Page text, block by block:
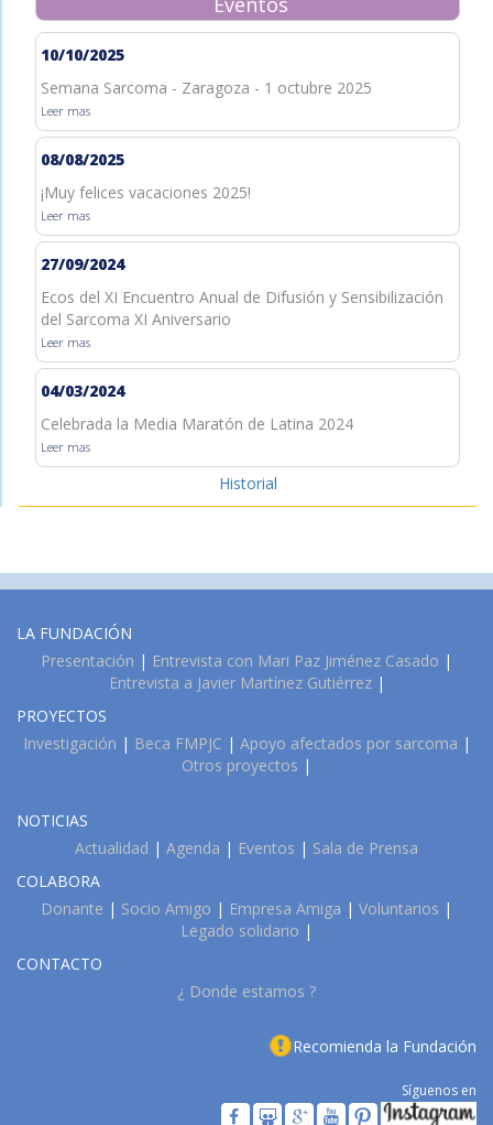
10/10/2025
Semana Sarcoma - Zaragoza - 1 octubre 2025
Leer mas
08/08/2025
¡Muy felices vacaciones 2025!
Leer mas
27/09/2024
Ecos del XI Encuentro Anual de Difusión y Sensibilización
del Sarcoma XI Aniversario
Leer mas
04/03/2024
Celebrada la Media Maratón de Latina 2024
Leer mas
Historial
LA FUNDACIÓN
Presentación | Entrevista con Mari Paz Jiménez Casado |
Entrevista a Javier Martínez Gutiérrez|
PROYECTOS
Investigación | Beca FMPJC | Apoyo afectados por sarcoma |
Otros proyectos |
NOTICIAS
Actualidad | Agenda | Eventos | Sala de Prensa
COLABORA
Donante | Socio Amigo | Empresa Amiga | Voluntarios |
Legado solidario |
CONTACTO
¿ Donde estamos ?
Recomienda la Fundación
Síguenos en